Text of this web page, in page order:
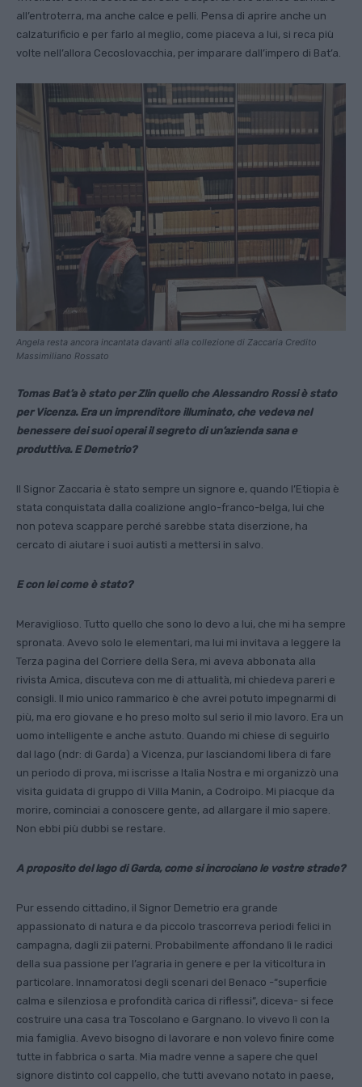
all’entroterra, ma anche calce e pelli. Pensa di aprire anche un
calzaturificio e per farlo al meglio, come pia­ceva a lui, si reca più
volte nell’allora Cecoslovacchia, per imparare dall’impero di Bat’a.
Angela resta ancora incantata davanti alla collezione di Zaccaria Credito
Massimiliano Rossato
Tomas Bat’a è stato per Zlin quello che Alessan­dro Rossi è stato
per Vicenza. Era un impren­ditore illuminato, che vedeva nel
benessere dei suoi operai il segreto di un’azienda sana e
produttiva. E Demetrio?
Il Signor Zaccaria è stato sempre un signore e, quando l’Etiopia è
stata conquistata dalla coalizione anglo-franco-belga, lui che
non poteva scappare perché sarebbe stata diserzione, ha
cercato di aiutare i suoi autisti a mettersi in salvo.
E con lei come è stato?
Meraviglioso. Tutto quello che sono lo devo a lui, che mi ha sempre
spronata. Avevo solo le elementa­ri, ma lui mi invitava a leggere la
Terza pagina del Corriere della Sera, mi aveva abbonata alla
rivista Amica, discute­va con me di attualità, mi chiedeva pareri e
consigli. Il mio unico rammarico è che avrei potuto impegnarmi di
più, ma ero giovane e ho preso molto sul serio il mio lavoro. Era un
uomo intelligente e anche astuto. Quan­do mi chiese di seguirlo
dal lago (ndr: di Garda) a Vicenza, pur lasciandomi libera di fare
un periodo di prova, mi iscrisse a Italia Nostra e mi organizzò una
visita guidata di gruppo di Villa Manin, a Co­droipo. Mi piacque da
morire, cominciai a conoscere gente, ad allargare il mio sapere.
Non ebbi più dubbi se restare.
A proposito del lago di Garda, come si incrociano le vostre strade?
Pur essendo cittadino, il Signor Demetrio era grande
appassionato di natura e da piccolo trascorreva periodi felici in
campagna, dagli zii paterni. Probabilmente affondano lì le ra­dici
della sua passione per l’agraria in genere e per la viticoltura in
particolare. Innamora­tosi degli scenari del Benaco -“superficie
cal­ma e silenziosa e profondità carica di riflessi”, diceva- si fece
costruire una casa tra Toscolano e Gargnano. Io vivevo lì con la
mia famiglia. Avevo bisogno di lavorare e non volevo finire come
tutte in fabbrica o sarta. Mia madre venne a sapere che quel
signore distinto col cappello, che tutti avevano notato in paese,